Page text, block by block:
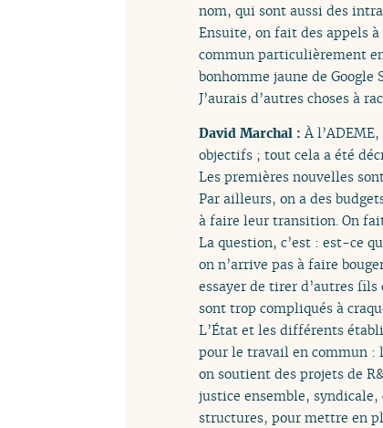
nom, qui sont aussi des
Ensuite, on fait des appels
commun particulièrement
bonhomme jaune de Google
J’aurais d’autres choses à
David Marchal :À
objectifs ; tout cela a été
Les premières nouvelles
Par ailleurs, on a des
à faire leur transition. On
La question, c’est : est-ce
on n’arrive pas à faire
essayer de tirer d’autres
sont trop compliqués à
L’État et les différents
pour le travail en commun :
on soutient des projets de
justice ensemble, syndicale,
structures, pour mettre en